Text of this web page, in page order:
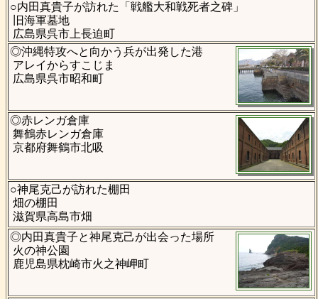
○内田真貴子が訪れた「戦艦大和戦死者之碑」
旧海軍墓地
広島県呉市上長迫町
◎沖縄特攻へと向かう兵が出発した港
アレイからすこじま
広島県呉市昭和町
◎赤レンガ倉庫
舞鶴赤レンガ倉庫
京都府舞鶴市北吸
○神尾克己が訪れた棚田
畑の棚田
滋賀県高島市畑
◎内田真貴子と神尾克己が出会った場所
火の神公園
鹿児島県枕崎市火之神岬町